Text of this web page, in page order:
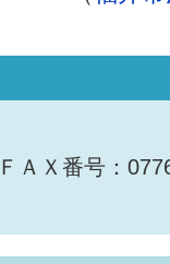
ＡＸ番号：